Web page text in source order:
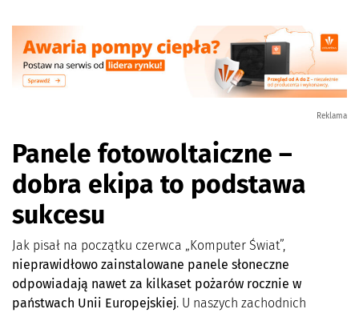
Reklama
Panele fotowoltaiczne –
dobra ekipa to podstawa
sukcesu
Jak pisał na początku czerwca „Komputer Świat”,
nieprawidłowo zainstalowane panele słoneczne
odpowiadają nawet za kilkaset pożarów rocznie w
państwach Unii Europejskiej. U naszych zachodnich